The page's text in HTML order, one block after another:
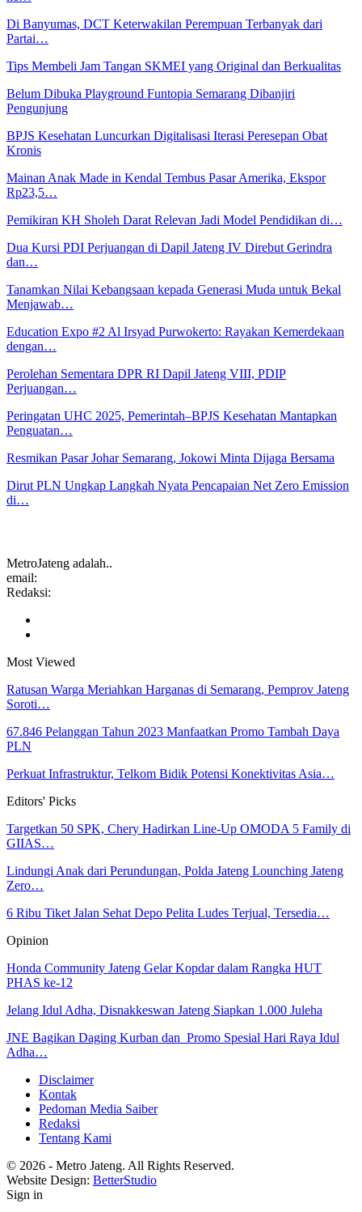
Di Banyumas, DCT Keterwakilan Perempuan Terbanyak dari
Partai…
Tips Membeli Jam Tangan SKMEI yang Original dan Berkualitas
Belum Dibuka Playground Funtopia Semarang Dibanjiri
Pengunjung
BPJS Kesehatan Luncurkan Digitalisasi Iterasi Peresepan Obat
Kronis
Mainan Anak Made in Kendal Tembus Pasar Amerika, Ekspor
Rp23,5…
Pemikiran KH Sholeh Darat Relevan Jadi Model Pendidikan di…
Dua Kursi PDI Perjuangan di Dapil Jateng IV Direbut Gerindra
dan…
Tanamkan Nilai Kebangsaan kepada Generasi Muda untuk Bekal
Menjawab…
Education Expo #2 Al Irsyad Purwokerto: Rayakan Kemerdekaan
dengan…
Perolehan Sementara DPR RI Dapil Jateng VIII, PDIP
Perjuangan…
Peringatan UHC 2025, Pemerintah–BPJS Kesehatan Mantapkan
Penguatan…
Resmikan Pasar Johar Semarang, Jokowi Minta Dijaga Bersama
Dirut PLN Ungkap Langkah Nyata Pencapaian Net Zero Emission
di…
MetroJateng adalah..
email:
Redaksi:
Most Viewed
Ratusan Warga Meriahkan Harganas di Semarang, Pemprov Jateng
Soroti…
67.846 Pelanggan Tahun 2023 Manfaatkan Promo Tambah Daya
PLN
Perkuat Infrastruktur, Telkom Bidik Potensi Konektivitas Asia…
Editors' Picks
Targetkan 50 SPK, Chery Hadirkan Line-Up OMODA 5 Family di
GIIAS…
Lindungi Anak dari Perundungan, Polda Jateng Lounching Jateng
Zero…
6 Ribu Tiket Jalan Sehat Depo Pelita Ludes Terjual, Tersedia…
Opinion
Honda Community Jateng Gelar Kopdar dalam Rangka HUT
PHAS ke-12
Jelang Idul Adha, Disnakkeswan Jateng Siapkan 1.000 Juleha
JNE Bagikan Daging Kurban dan Promo Spesial Hari Raya Idul
Adha…
Disclaimer
Kontak
Pedoman Media Saiber
Redaksi
Tentang Kami
© 2026 - Metro Jateng. All Rights Reserved.
Website Design: BetterStudio
Sign in